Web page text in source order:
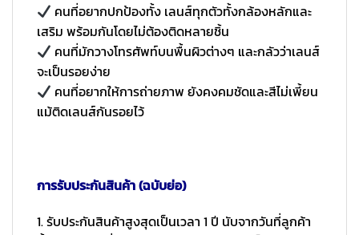
คนที่อยากปกป้องทั้ง เลนส์ทุกตัวทั้งกล้องหลักและ
เสริม พร้อมกันโดยไม่ต้องติดหลายชิ้น
คนที่มักวางโทรศัพท์บนพื้นผิวต่างๆ และกลัวว่าเลนส์
จะเป็นรอยง่าย
คนที่อยากให้การถ่ายภาพ ยังคงคมชัดและสีไม่เพี้ยน
แม้ติดเลนส์กันรอยไว้
การรับประกันสินค้า (ฉบับย่อ)
1. รับประกันสินค้าสูงสุดเป็นเวลา 1 ปี นับจากวันที่ลูกค้า